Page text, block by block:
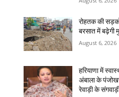
रोहतक की
बरसात में बढ़ेगी
August 6, 2026
हरियाणा में
अंबाला के
रेवाड़ी के